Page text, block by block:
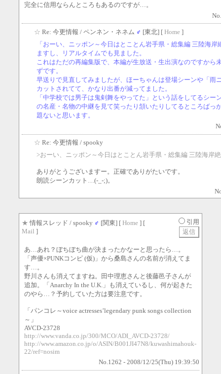
完全に信用ならんところもあるのですが…。
☆ Re: 今更情報 / ペンネン・ネネム ♂ [東北] [ Home ]
「おーい、ニッポン～今日はとことん岩手県・総集編 三陸海
ますし、リアルタイムでも見ました。
これはただの再編集版で、本編が生放送・生出演なのですから
ずです。
早送りで見直してみましたが、ほーちゃんは登場シーンや「雨
カットされてて、かなり出番が減ってました。
「中学校では男子は鬼剣舞をやってた」という話をしてるシー
の名産・名物の中継を見て笑ったり頷いたりしてるところばっ
題ないと思います。
☆ Re: 今更情報 / spooky
>おーい、ニッポン～今日はとことん岩手県・総集編 三陸海岸
ありがとうございますー。正確でありがたいです。
朗読シーンカット…(-_-;)。
★ 情報スレッド / spooky ♂ [関東] [ Home ] [
Mail ]
引用
あ…あれ？ぼちぼち曲が決まったかなーと思ったら…。
「声優×PUNKコンピ (仮)」から桑島さんの名前が消えてま
す…。
野川さんも消えてますね。田中理恵さんと後藤邑子さんが
追加。「Anarchy In the U.K.」も消えているし、何が起きた
のやら…？予約していた方は要注意です。
「パンコレ～voice actresses’legendary punk songs collection
～」
AVCD-23728
http://www.vanda.co.jp/300/MCO/ADI_AVCD-23728/
http://www.amazon.co.jp/o/ASIN/B001JI47N8/kuwashimahouk-
22/ref=nosim
No.1262 - 2008/12/25(Thu) 19:39:50